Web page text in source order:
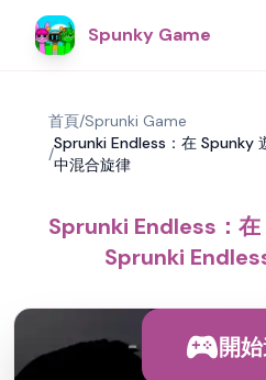
Spunky Game
首頁/Sprunki Game
/
Sprunki Endless：在 Spunky
中混合旋律
Sprunki Endless：
Sprunki
開